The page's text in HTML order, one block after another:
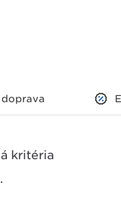
doprava
kritéria